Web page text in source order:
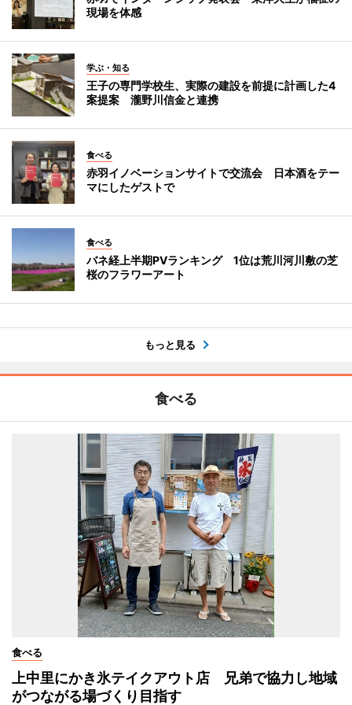
現場を体感
学ぶ・知る
王子の専門学校生、実際の建設を前提に計画した4
案提案 瀧野川信金と連携
食べる
赤羽イノベーションサイトで交流会 日本酒をテー
マにしたゲストで
食べる
バネ経上半期PVランキング 1位は荒川河川敷の芝
桜のフラワーアート
もっと見る
食べる
食べる
上中里にかき氷テイクアウト店 兄弟で協力し地域
がつながる場づくり目指す